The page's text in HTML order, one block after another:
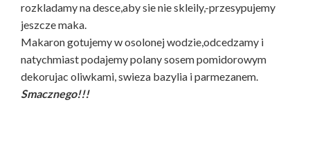
rozkladamy na desce,aby sie nie skleily,-przesypujemy
jeszcze maka.
Makaron gotujemy w osolonej wodzie,odcedzamy i
natychmiast podajemy polany sosem pomidorowym
dekorujac oliwkami, swieza bazylia i parmezanem.
Smacznego!!!